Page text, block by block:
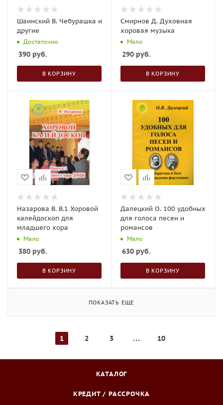
Шаинский В. Чебурашка и
другие
Достаточно
390 руб.
В КОРЗИНУ
Смирнов Д. Духовная
хоровая музыка
Мало
290 руб.
В КОРЗИНУ
Назарова В. В.1 Хоровой
калейдоскоп для
младшего хора
Мало
380 руб.
В КОРЗИНУ
Далецкий О. 100 удобных
для голоса песен и
романсов
Мало
630 руб.
В КОРЗИНУ
ПОКАЗАТЬ ЕЩЕ
1 2 3 10
КАТАЛОГ
КРЕДИТ / РАССРОЧКА